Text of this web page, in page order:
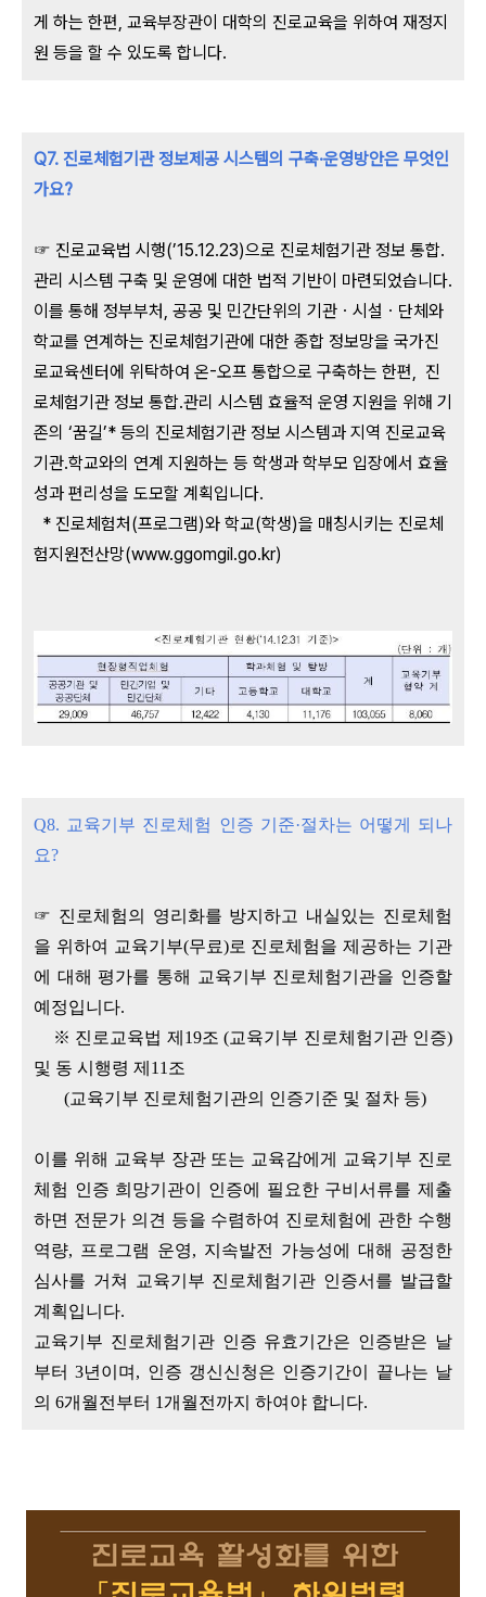
게 하는 한편, 교육부장관이 대학의 진로교육을 위하여 재정지
원 등을 할 수 있도록 합니다.
Q7. 진로체험기관 정보제공 시스템의 구축·운영방안은 무엇인
가요?
☞ 진로교육법 시행(’15.12.23)으로 진로체험기관 정보 통합․
관리 시스템 구축 및 운영에 대한 법적 기반이 마련되었습니다.
이를 통해 정부부처, 공공 및 민간단위의 기관ㆍ시설ㆍ단체와
학교를 연계하는 진로체험기관에 대한 종합 정보망을 국가진
로교육센터에 위탁하여 온-오프 통합으로 구축하는 한편, 진
로체험기관 정보 통합․관리 시스템 효율적 운영 지원을 위해 기
존의 ‘꿈길’* 등의 진로체험기관 정보 시스템과 지역 진로교육
기관․학교와의 연계 지원하는 등 학생과 학부모 입장에서 효율
성과 편리성을 도모할 계획입니다.
* 진로체험처(프로그램)와 학교(학생)을 매칭시키는 진로체
험지원전산망(www.ggomgil.go.kr)
Q8. 교육기부 진로체험 인증 기준·절차는 어떻게 되나
요?
☞ 진로체험의 영리화를 방지하고 내실있는 진로체험
을 위하여 교육기부(무료)로 진로체험을 제공하는 기관
에 대해 평가를 통해 교육기부 진로체험기관을 인증할
예정입니다.
※ 진로교육법 제19조 (교육기부 진로체험기관 인증)
및 동 시행령 제11조
(교육기부 진로체험기관의 인증기준 및 절차 등)
이를 위해 교육부 장관 또는 교육감에게 교육기부 진로
체험 인증 희망기관이 인증에 필요한 구비서류를 제출
하면 전문가 의견 등을 수렴하여 진로체험에 관한 수행
역량, 프로그램 운영, 지속발전 가능성에 대해 공정한
심사를 거쳐 교육기부 진로체험기관 인증서를 발급할
계획입니다.
교육기부 진로체험기관 인증 유효기간은 인증받은 날
부터 3년이며, 인증 갱신신청은 인증기간이 끝나는 날
의 6개월전부터 1개월전까지 하여야 합니다.